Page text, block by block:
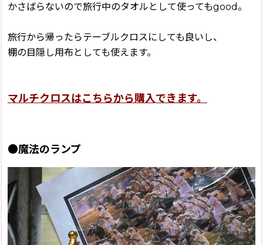
かさばらないので旅行中のタオルとして使ってもgood。
旅行から帰ったらテーブルクロスにしても良いし、
棚の目隠し用布としても使えます。
マルチクロスはこちらから購入できます。
●魔法のランプ